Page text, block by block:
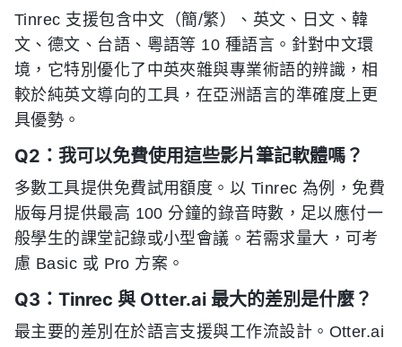
Tinrec 支援包含中文（簡/繁）、英文、日文、韓
文、德文、台語、粵語等 10 種語言。針對中文環
境，它特別優化了中英夾雜與專業術語的辨識，相
較於純英文導向的工具，在亞洲語言的準確度上更
具優勢。
Q2：我可以免費使用這些影片筆記軟體嗎？
多數工具提供免費試用額度。以 Tinrec 為例，免費
版每月提供最高 100 分鐘的錄音時數，足以應付一
般學生的課堂記錄或小型會議。若需求量大，可考
慮 Basic 或 Pro 方案。
Q3：Tinrec 與 Otter.ai 最大的差別是什麼？
最主要的差別在於語言支援與工作流設計。Otter.ai